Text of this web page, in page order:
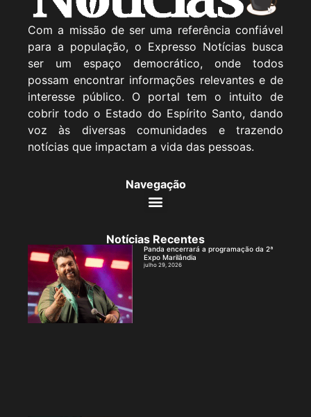
Com a missão de ser uma referência confiável
para a população, o Expresso Notícias busca
ser um espaço democrático, onde todos
possam encontrar informações relevantes e de
interesse público. O portal tem o intuito de
cobrir todo o Estado do Espírito Santo, dando
voz às diversas comunidades e trazendo
notícias que impactam a vida das pessoas.
Navegação
Notícias Recentes
Panda encerrará a programação da 2ª
Expo Marilândia
julho 29, 2026